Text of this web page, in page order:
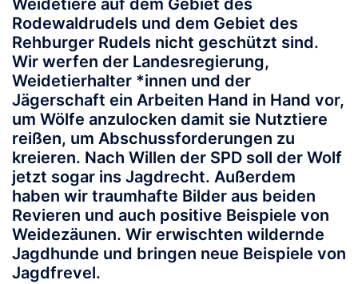
Weidetiere auf dem Gebiet des
Rodewaldrudels und dem Gebiet des
Rehburger Rudels nicht geschützt sind.
Wir werfen der Landesregierung,
Weidetierhalter *innen und der
Jägerschaft ein Arbeiten Hand in Hand vor,
um Wölfe anzulocken damit sie Nutztiere
reißen, um Abschussforderungen zu
kreieren. Nach Willen der SPD soll der Wolf
jetzt sogar ins Jagdrecht. Außerdem
haben wir traumhafte Bilder aus beiden
Revieren und auch positive Beispiele von
Weidezäunen. Wir erwischten wildernde
Jagdhunde und bringen neue Beispiele von
Jagdfrevel.